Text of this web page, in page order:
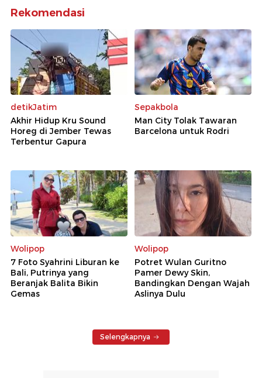
Rekomendasi
detikJatim
Akhir Hidup Kru Sound
Horeg di Jember Tewas
Terbentur Gapura
Sepakbola
Man City Tolak Tawaran
Barcelona untuk Rodri
Wolipop
7 Foto Syahrini Liburan ke
Bali, Putrinya yang
Beranjak Balita Bikin
Gemas
Wolipop
Potret Wulan Guritno
Pamer Dewy Skin,
Bandingkan Dengan Wajah
Aslinya Dulu
Selengkapnya